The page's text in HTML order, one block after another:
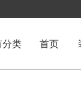
分类 首页